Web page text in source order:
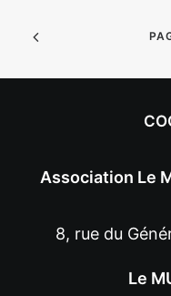
Association Le
8, rue du
Le